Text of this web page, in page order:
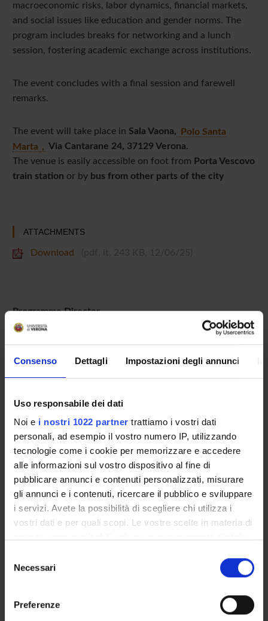
Consenso Dettagli Impostazioni degli annunci
Uso responsabile dei dati
Noi e i nostri 1022 partner trattiamo i vostri dati
personali, ad esempio il vostro numero IP, utilizzando
tecnologie come i cookie per memorizzare e accedere
alle informazioni sul vostro dispositivo al fine di
pubblicare annunci e contenuti personalizzati, misurare
gli annunci e i contenuti, ricercare il pubblico e sviluppare
i servizi. Avete la possibilità di scegliere chi utilizza i
vostri dati e per quali scopi. Le vostre scelte in materia di
modificare o revocare il proprio consenso in qualsiasi
momento dalla Dichiarazione sui cookie o facendo clic
delNecessari
Preferenze
macroeconomic risks, labor dynamics, financial markets,
and social issues like education and gender norms. The
program includes breaks for networking and a lunch
session, fostering academic exchange across institutions.
The event concludes with a final session and farewell
remarks.
The event will take place in Sala Vaona, Polo Santa
Marta , Via Cantarane 24, 37129 Verona.
The venue is easily accessible on foot from Porta Vescovo
train station or by bus from other parts of the city
ATTACHMENTS
Download
Programme Director
Athena Picarelli
Department
Economics
GOVERNANCE
COMMITTEES
DEPARTMENT ADMINISTRATION OFFICES
DEPARTMENT FACILITIES